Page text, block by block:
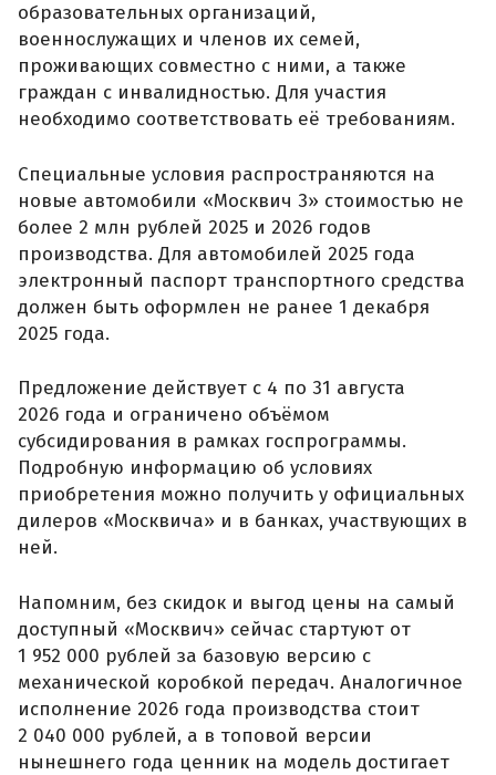
образовательных организаций,
военнослужащих и членов их семей,
проживающих совместно с ними, а также
граждан с инвалидностью. Для участия
необходимо соответствовать её требованиям.
Специальные условия распространяются на
новые автомобили «Москвич 3» стоимостью не
более 2 млн рублей 2025 и 2026 годов
производства. Для автомобилей 2025 года
электронный паспорт транспортного средства
должен быть оформлен не ранее 1 декабря
2025 года.
Предложение действует с 4 по 31 августа
2026 года и ограничено объёмом
субсидирования в рамках госпрограммы.
Подробную информацию об условиях
приобретения можно получить у официальных
дилеров «Москвича» и в банках, участвующих в
ней.
Напомним, без скидок и выгод цены на самый
доступный «Москвич» сейчас стартуют от
1 952 000 рублей за базовую версию с
механической коробкой передач. Аналогичное
исполнение 2026 года производства стоит
2 040 000 рублей, а в топовой версии
нынешнего года ценник на модель достигает